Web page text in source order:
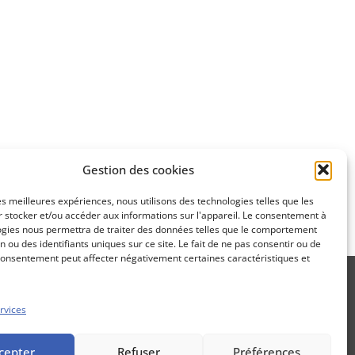
Gestion des cookies
meilleures expériences, nous utilisons des technologies telles que les
stocker et/ou accéder aux informations sur l'appareil. Le consentement à
nous permettra de traiter des données telles que le comportement
ou des identifiants uniques sur ce site. Le fait de ne pas consentir ou de
peut affecter négativement certaines caractéristiques et
Refuser Préférences
notre méthode d'investissement
Propos Utiles est une publication